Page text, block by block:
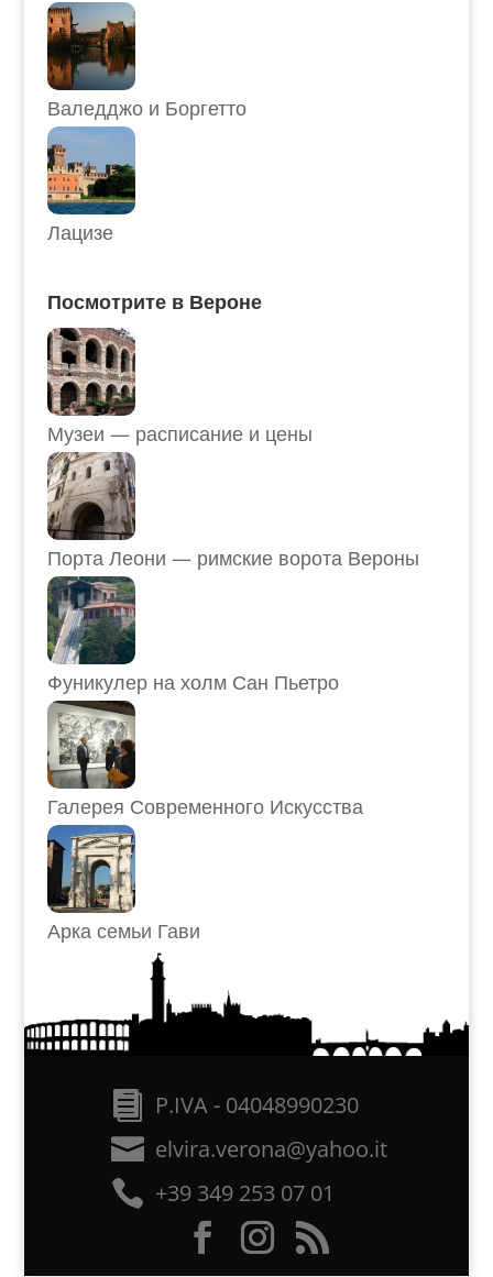
Валедджо и Боргетто
Лацизе
Посмотрите в Вероне
Музеи — расписание и цены
Порта Леони — римские ворота Вероны
Фуникулер на холм Сан Пьетро
Галерея Современного Искусства
Арка семьи Гави
P.IVA - 04048990230
elvira.verona@yahoo.it
+39 349 253 07 01